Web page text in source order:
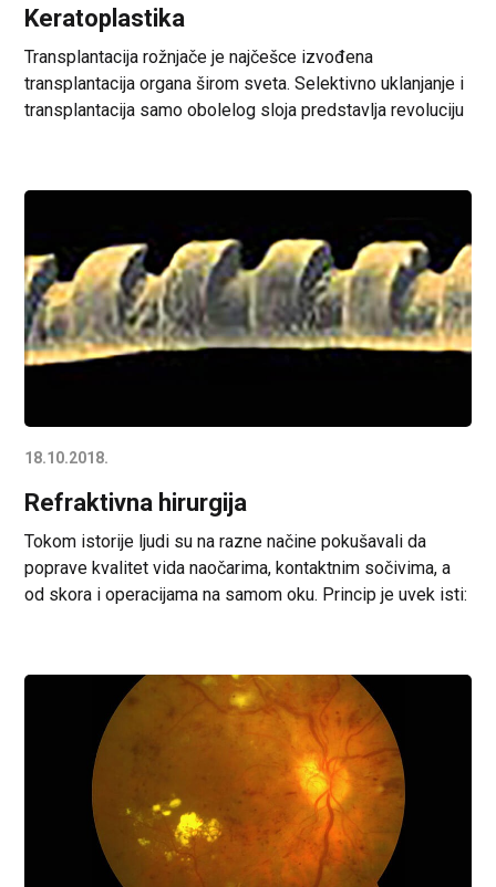
Keratoplastika
Transplantacija rožnjače je najčešce izvođena
transplantacija organa širom sveta. Selektivno uklanjanje i
transplantacija samo obolelog sloja predstavlja revoluciju
sačuva celina očne jabučice ako je ona ugrožena
glivicama, virusom herpesa ili, ređe, amebom. Ulceracija
[…]
18.10.2018.
Refraktivna hirurgija
Tokom istorije ljudi su na razne načine pokušavali da
poprave kvalitet vida naočarima, kontaktnim sočivima, a
od skora i operacijama na samom oku. Princip je uvek isti:
modifikuje jedan od refraktivnih elemenata oka (rožnjača
ili sočivo). Modifikacija […]